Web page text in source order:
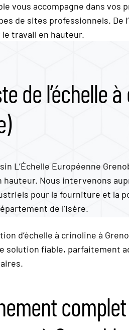
vous accompagne dans
de sites professionnels.
travail en hauteur.
de l’échelle
L’Échelle Européenne
hauteur. Nous intervenons
pour la fourniture et la
de l’Isère.
d’échelle à crinoline à
solution fiable, parfaitement